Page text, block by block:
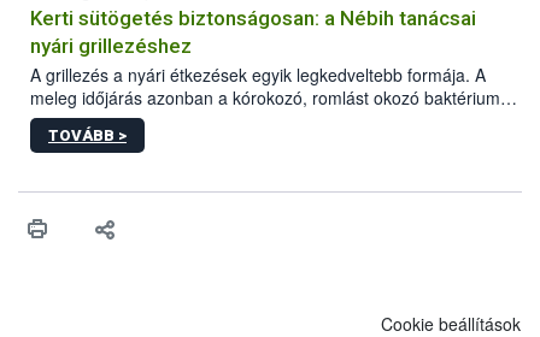
védekezésre. Az Oroganic készítmény kis kiszerelésben kiskerti
felhasználók számára is elérhető és ökológiai termesztésben is
engedélyezett.
Kerti sütögetés biztonságosan: a Nébih tanácsai
nyári grillezéshez
A grillezés a nyári étkezések egyik legkedveltebb formája. A
meleg időjárás azonban a kórokozó, romlást okozó baktériumok
gyorsabb szaporodásának is kedvez. A szabadtéri sütögetés
ezért nem csupán a megfelelő sütési technikáról szól: legalább
higiéniai szabályok betartása, a megfelelő hőkezelés, valamint a
biztonsági Hivatal (Nébih) Oktatási Programja összegyűjtötte a
TOVÁBB >
Cookie beállítások